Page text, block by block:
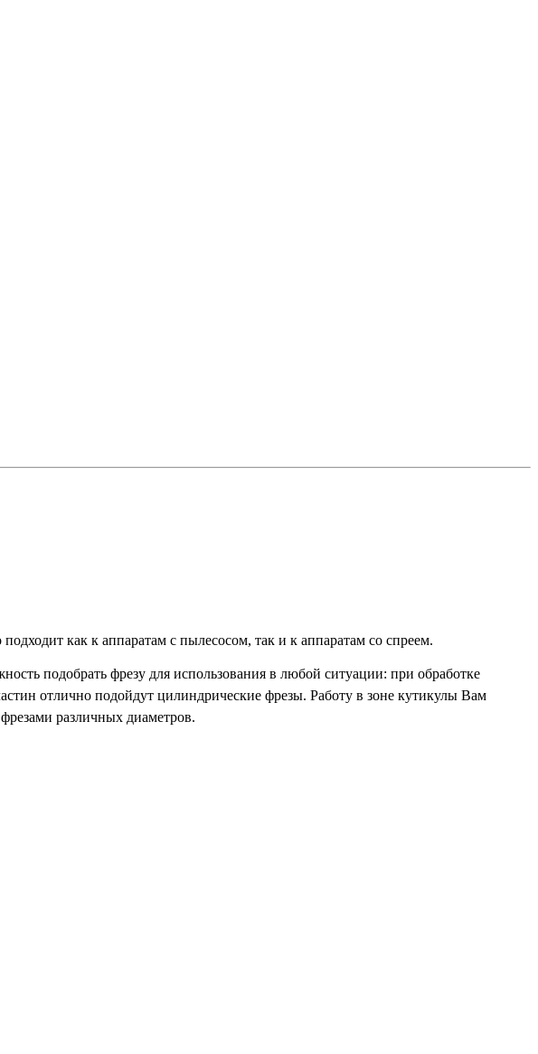
подходит как к аппаратам с пылесосом, так и к аппаратам со спреем.
подобрать фрезу для использования в любой ситуации: при обработке
отлично подойдут цилиндрические фрезы. Работу в зоне кутикулы Вам
различных диаметров.